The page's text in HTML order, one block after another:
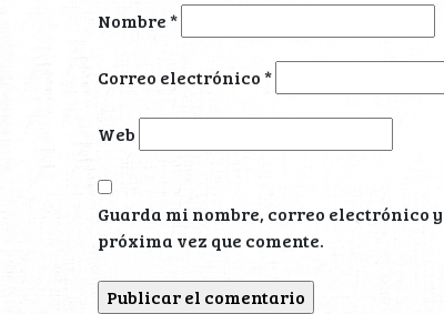
Nombre*
Correo electrónico*
Web
Guarda mi nombre, correo electrónico
próxima vez que comente.